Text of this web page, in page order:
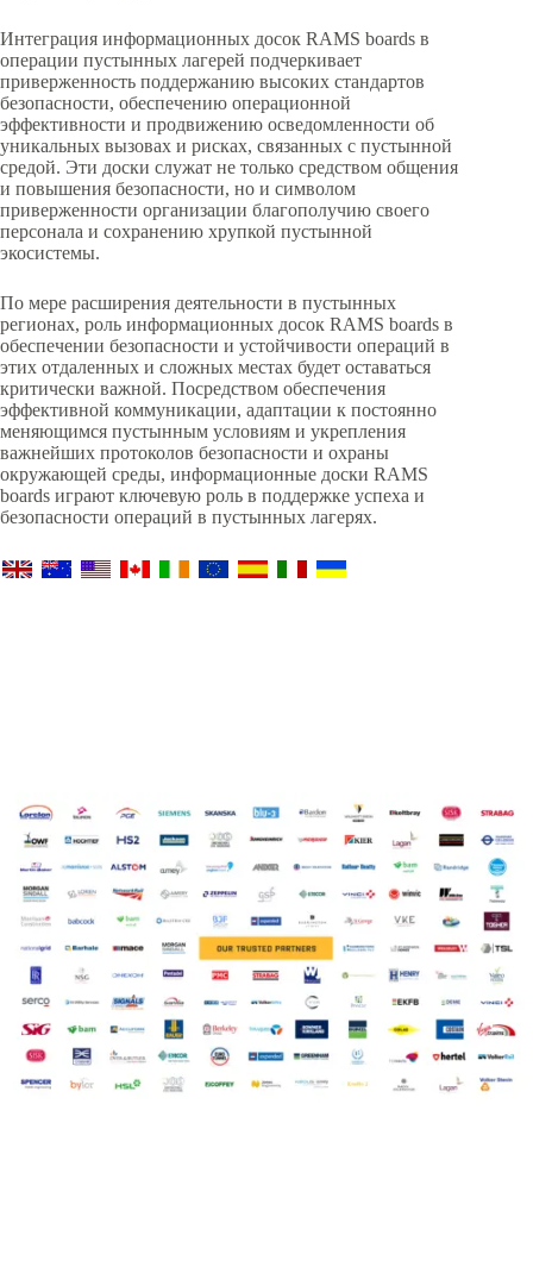
Интеграция информационных досок RAMS boards в
операции пустынных лагерей подчеркивает
приверженность поддержанию высоких стандартов
безопасности, обеспечению операционной
эффективности и продвижению осведомленности об
уникальных вызовах и рисках, связанных с пустынной
средой. Эти доски служат не только средством общения
и повышения безопасности, но и символом
приверженности организации благополучию своего
персонала и сохранению хрупкой пустынной
экосистемы.
По мере расширения деятельности в пустынных
регионах, роль информационных досок RAMS boards в
обеспечении безопасности и устойчивости операций в
этих отдаленных и сложных местах будет оставаться
критически важной. Посредством обеспечения
эффективной коммуникации, адаптации к постоянно
меняющимся пустынным условиям и укрепления
важнейших протоколов безопасности и охраны
окружающей среды, информационные доски RAMS
boards играют ключевую роль в поддержке успеха и
безопасности операций в пустынных лагерях.